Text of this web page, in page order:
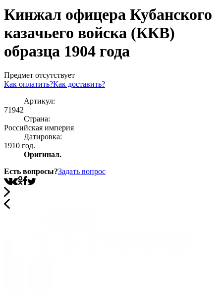
Кинжал офицера Кубанского
казачьего войска (ККВ)
образца 1904 года
Предмет отсутствует
Как оплатить?Как доставить?
Артикул:
71942
Страна:
Росcийская империя
Датировка:
1910 год.
Оригинал.
Есть вопросы?Задать вопрос